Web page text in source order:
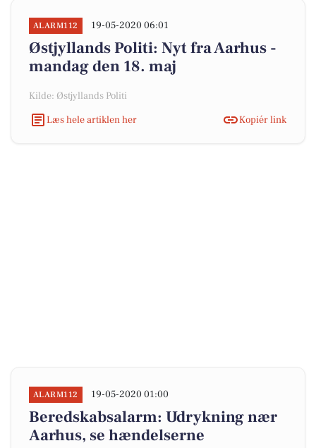
ALARM112 19-05-2020 06:01
Østjyllands Politi: Nyt fra Aarhus -
mandag den 18. maj
Kilde: Østjyllands Politi
Læs hele artiklen her
Kopiér link
ALARM112 19-05-2020 01:00
Beredskabsalarm: Udrykning nær
Aarhus, se hændelserne